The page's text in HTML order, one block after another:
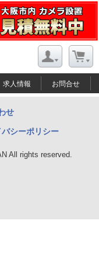
求人情報 お問合せ
せ
バシーポリシー
All rights reserved.